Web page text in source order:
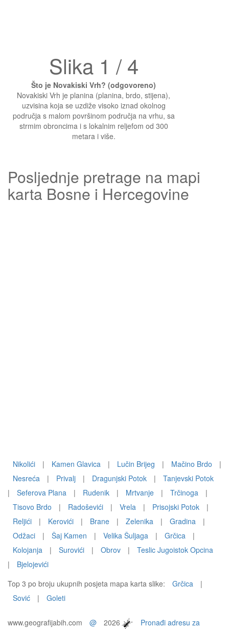
Slika 1 / 4
Što je Novakiski Vrh? (odgovoreno)
Novakiski Vrh je planina (planina, brdo, stijena),
uzvisina koja se uzdiže visoko iznad okolnog
područja s malom površinom područja na vrhu, sa
strmim obroncima i s lokalnim reljefom od 300
metara i više.
Posljednje pretrage na mapi
karta Bosne i Hercegovine
Nikolići | Kamen Glavica | Lučin Brijeg | Mačino Brdo
|
Nesreća
| Privalj | Dragunjski Potok |
Tanjevski Potok
|
Seferova Plana | Rudenik | Mrtvanje | Trčinoga
|
Tisovo Brdo
| Radoševići | Vrela | Prisojski Potok
|
Reljići
| Kerovići | Brane | Zelenika | Gradina
|
Odžaci
| Šaj Kamen | Velika Šuljaga | Grčica
|
Kolojanja
| Surovići | Obrov |
Teslic Jugoistok Opcina
|
Bjelojevići
Top 3 po broju ukupnih posjeta mapa karta slike:
Grčica
|
Sović
| Goleti
www.geografijabih.com @ 2026 Pronađi adresu za